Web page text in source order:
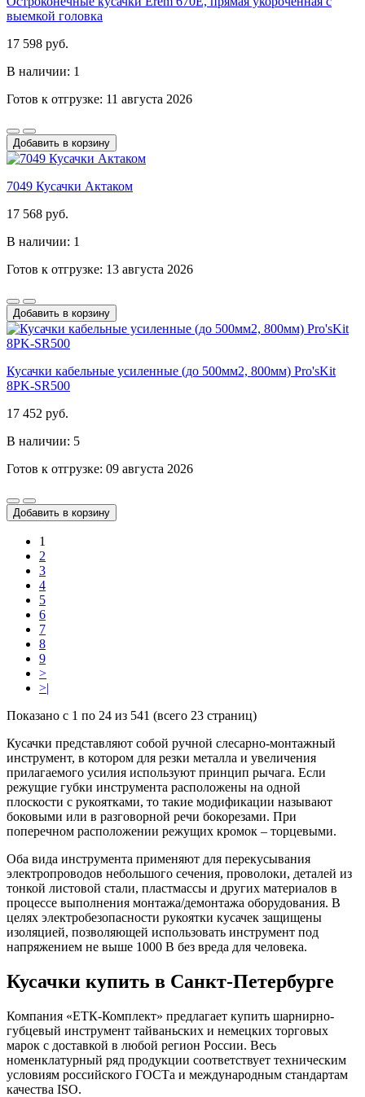
выемкой головка
17 598 руб.
В наличии: 1
Готов к отгрузке: 11 августа 2026
Добавить в корзину
7049 Кусачки Актаком
17 568 руб.
В наличии: 1
Готов к отгрузке: 13 августа 2026
Добавить в корзину
Кусачки кабельные усиленные (до 500мм2, 800мм) Pro'sKit
8PK-SR500
17 452 руб.
В наличии: 5
Готов к отгрузке: 09 августа 2026
Добавить в корзину
1
2
3
4
5
6
7
8
9
>
>|
Показано с 1 по 24 из 541 (всего 23 страниц)
Кусачки представляют собой ручной слесарно-монтажный
инструмент, в котором для резки металла и увеличения
прилагаемого усилия используют принцип рычага. Если
режущие губки инструмента расположены на одной
плоскости с рукоятками, то такие модификации называют
боковыми или в разговорной речи бокорезами. При
поперечном расположении режущих кромок – торцевыми.
Оба вида инструмента применяют для перекусывания
электропроводов небольшого сечения, проволоки, деталей из
тонкой листовой стали, пластмассы и других материалов в
процессе выполнения монтажа/демонтажа оборудования. В
целях электробезопасности рукоятки кусачек защищены
изоляцией, позволяющей использовать инструмент под
напряжением не выше 1000 В без вреда для человека.
Кусачки купить в Санкт-Петербурге
Компания «ЕТК-Комплект» предлагает купить шарнирно-
губцевый инструмент тайваньских и немецких торговых
марок с доставкой в любой регион России. Весь
номенклатурный ряд продукции соответствует техническим
условиям российского ГОСТа и международным стандартам
качества ISO.